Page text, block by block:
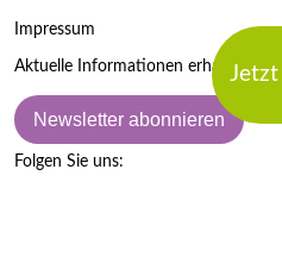
Impressum
Aktuelle Informationen erhalten:
Newsletter abonnieren
Folgen Sie uns: